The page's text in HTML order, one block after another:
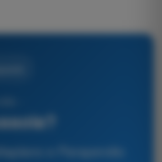
e Parapendio